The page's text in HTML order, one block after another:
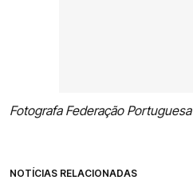
Fotografa Federação
NOTÍCIAS RELACIONADAS